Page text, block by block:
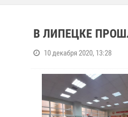
В ЛИПЕЦКЕ
10 декабря 2020, 13:28